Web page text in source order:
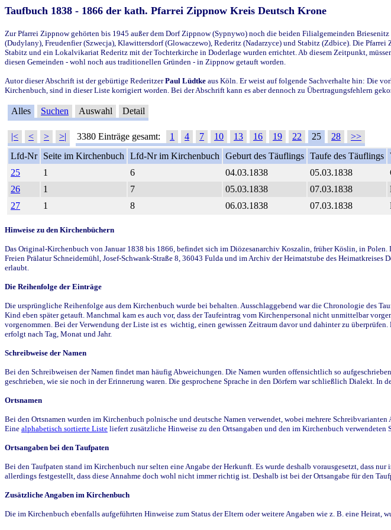
Taufbuch 1838 - 1866 der kath. Pfarrei Zippnow Kreis Deutsch Krone
Zur Pfarrei Zippnow gehörten bis 1945 außer dem Dorf Zippnow (Sypnywo) noch die beiden Filialgemeinden
(Dudylany), Freudenfier (Szwecja), Klawittersdorf (Glowaczewo), Rederitz (Nadarzyce) und Stabitz (Zdbice). Die
Stabitz und ein Lokalvikariat Rederitz mit der Tochterkirche in Doderlage wurden errichtet. Ab diesem Zeitpunkt,
diesen Gemeinden - wohl noch aus traditionellen Gründen - in Zippnow getauft worden.
Autor dieser Abschrift ist der gebürtige RederitzerPaul Lüdtke aus Köln. Er weist auf folgende Sachverhalte hin: Die
Kirchenbuch, sind in dieser Liste korrigiert worden. Bei der Abschrift kann es aber dennoch zu Übertragungsfehlern
Alles Suchen Auswahl Detail
|< < > >| 3380 Einträge gesamt: 1 4 7 10 13 16 19 22 25 28
>>
Lfd-Nr
Seite im Kirchenbuch Lfd-Nr im Kirchenbuch Geburt des Täuflings Taufe des Täuflings
25
1 6 04.03.1838 05.03.1838
26
1 7 05.03.1838 07.03.1838
27
1 8 06.03.1838 07.03.1838
Hinweise zu den Kirchenbüchern
Das Original-Kirchenbuch von Januar 1838 bis 1866, befindet sich im Diözesanarchiv Koszalin, früher Köslin, in
Freien Prälatur Schneidemühl, Josef-Schwank-Straße 8, 36043 Fulda und im Archiv der Heimatstube des
erlaubt.
Die Reihenfolge der Einträge
Die ursprüngliche Reihenfolge aus dem Kirchenbuch wurde bei behalten. Ausschlaggebend war die Chronologie des
Kind eben später getauft. Manchmal kam es auch vor, dass der Taufeintrag vom Kirchenpersonal nicht unmittelbar
vorgenommen. Bei der Verwendung der Liste ist es wichtig, einen gewissen Zeitraum davor und dahinter zu
erfolgt nach Tag, Monat und Jahr.
Schreibweise der Namen
Bei den Schreibweisen der Namen findet man häufig Abweichungen. Die Namen wurden offensichtlich so
geschrieben, wie sie noch in der Erinnerung waren. Die gesprochene Sprache in den Dörfern war schließlich Dialekt.
Ortsnamen
Bei den Ortsnamen wurden im Kirchenbuch polnische und deutsche Namen verwendet, wobei mehrere
Eine alphabetisch sortierte Liste liefert zusätzliche Hinweise zu den Ortsangaben und den im Kirchenbuch verwendeten
Ortsangaben bei den Taufpaten
Bei den Taufpaten stand im Kirchenbuch nur selten eine Angabe der Herkunft. Es wurde deshalb vorausgesetzt, dass
allerdings festgestellt, dass diese Annahme doch wohl nicht immer richtig ist. Deshalb ist bei der Ortsangabe für den
Zusätzliche Angaben im Kirchenbuch
Die im Kirchenbuch ebenfalls aufgeführten Hinweise zum Status der Eltern oder weitere Angaben wie z. B. eine Heirat,